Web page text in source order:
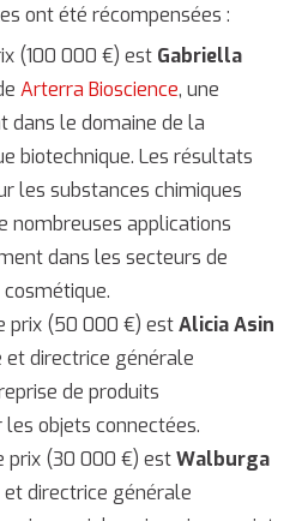
ont été récompensées :
(100 000 €) est Gabriella
Arterra Bioscience, une
dans le domaine de la
biotechnique. Les résultats
les substances chimiques
nombreuses applications
dans les secteurs de
prix (50 000 €) estAlicia Asin
et directrice générale
de produits
objets connectées.
prix (30 000 €) estWalburga
directrice générale